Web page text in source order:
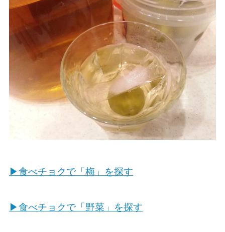
▶食べチョクで「梅」を探す
▶食べチョクで「野菜」を探す